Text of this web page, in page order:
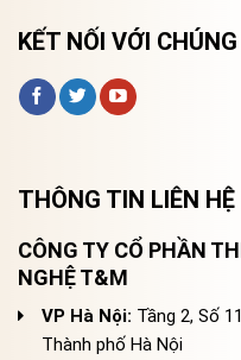
KẾT NỐI VỚI
THÔNG TIN LIÊN HỆ
CÔNG TY CỔ PHẦN
NGHỆ T&M
VP Hà Nội: Tầng 2, Số
Thành phố Hà Nội